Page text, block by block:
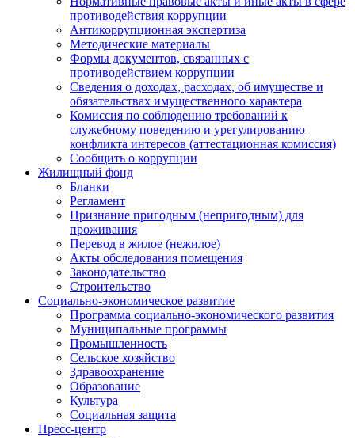
противодействия коррупции
Антикоррупционная экспертиза
Методические материалы
Формы документов, связанных с
противодействием коррупции
Сведения о доходах, расходах, об имуществе и
обязательствах имущественного характера
Комиссия по соблюдению требований к
служебному поведению и урегулированию
конфликта интересов (аттестационная комиссия)
Сообщить о коррупции
Жилищный фонд
Бланки
Регламент
Признание пригодным (непригодным) для
проживания
Перевод в жилое (нежилое)
Акты обследования помещения
Законодательство
Строительство
Социально-экономическое развитие
Программа социально-экономического развития
Муниципальные программы
Промышленность
Сельское хозяйство
Здравоохранение
Образование
Культура
Социальная защита
Пресс-центр